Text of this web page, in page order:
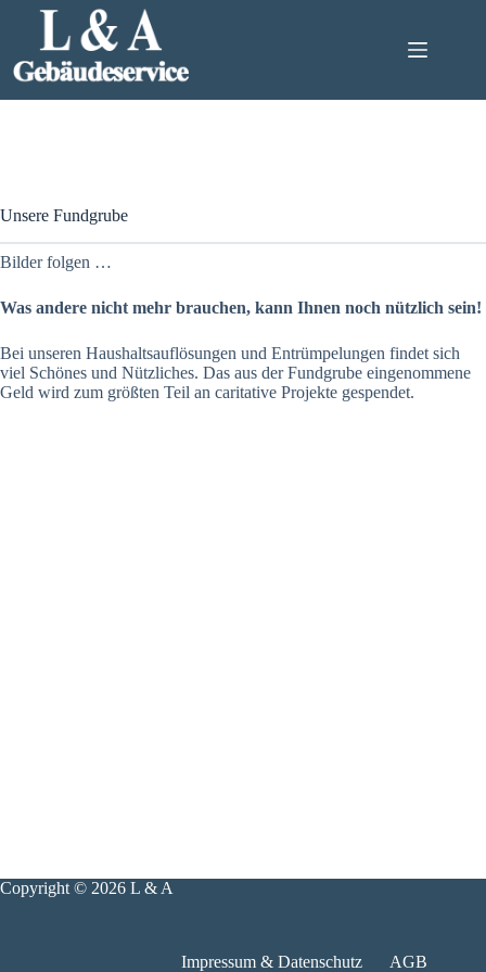
springen
Unsere Fundgrube
Bilder folgen …
Was andere nicht mehr brauchen, kann Ihnen noch nützlich sein!
Bei unseren Haushaltsauflösungen und Entrümpelungen findet sich
viel Schönes und Nützliches. Das aus der Fundgrube eingenommene
Geld wird zum größten Teil an caritative Projekte gespendet.
Copyright © 2026 L & A
Impressum & Datenschutz AGB